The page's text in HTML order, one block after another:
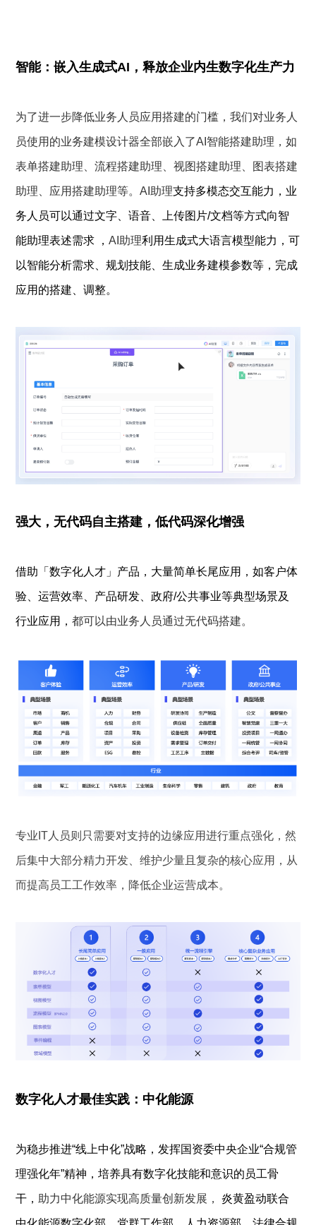
智能：嵌入生成式AI，释放企业内生数字化生产力
为了进一步降低业务人员应用搭建的门槛，我们对业务人
员使用的业务建模设计器全部嵌入了AI智能搭建助理，如
表单搭建助理、流程搭建助理、视图搭建助理、图表搭建
助理、应用搭建助理等。AI助理支持多模态交互能力，业
务人员可以通过文字、语音、上传图片/文档等方式向智
能助理表述需求 ，AI助理利用生成式大语言模型能力，可
以智能分析需求、规划技能、生成业务建模参数等，完成
应用的搭建、调整。
强大，无代码自主搭建，低代码深化增强
借助「数字化人才」产品，大量简单长尾应用，如客户体
验、运营效率、产品研发、政府/公共事业等典型场景及
行业应用，都可以由业务人员通过无代码搭建。
专业IT人员则只需要对支持的边缘应用进行重点强化，然
后集中大部分精力开发、维护少量且复杂的核心应用，从
而提高员工工作效率，降低企业运营成本。
数字化人才最佳实践：中化能源
为稳步推进“线上中化”战略，发挥国资委中央企业“合规管
理强化年”精神，培养具有数字化技能和意识的员工骨
干， 助力中化能源实现高质量创新发展， 炎黄盈动联合